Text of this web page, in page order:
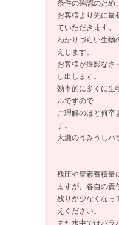
条件の確認のため
お客様より先に最
ていただきます。
わかりづらい生物
えします。
お客様が撮影なさ
し出します。
効率的に多くに生
ルですので
ご理解のほど何卒
す。
大瀬のうみうしパ
残圧や窒素蓄積量
ますが、各自の責
残りが少なくなっ
えください。
また水中ではバラ